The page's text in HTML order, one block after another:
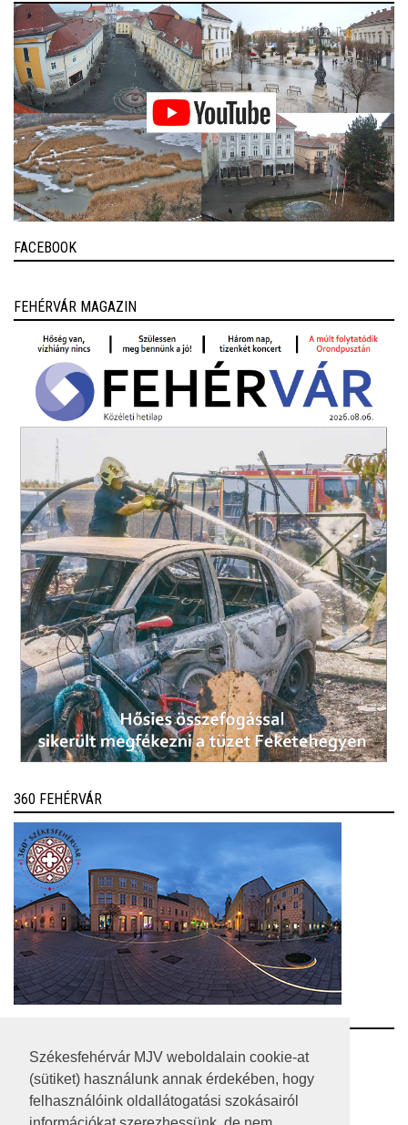
Székesfehérvár MJV weboldalain cookie-at
(sütiket) használunk annak érdekében, hogy
felhasználóink oldallátogatási szokásairól
FACEBOOK
FEHÉRVÁR MAGAZIN
360 FEHÉRVÁR
RSS
A HONLAP 2017.03.31-I ÁLLAPOTA